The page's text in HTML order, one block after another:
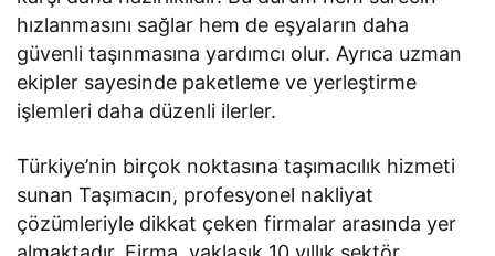
hızlanmasını sağlar hem de eşyaların daha
güvenli taşınmasına yardımcı olur. Ayrıca uzman
ekipler sayesinde paketleme ve yerleştirme
işlemleri daha düzenli ilerler.
Türkiye’nin birçok noktasına taşımacılık hizmeti
sunan Taşımacın, profesyonel nakliyat
çözümleriyle dikkat çeken firmalar arasında yer